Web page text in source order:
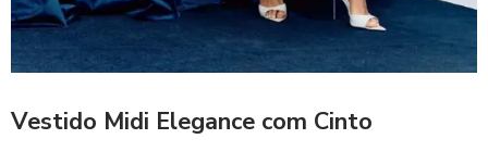
Vestido Midi Elegance com Cinto